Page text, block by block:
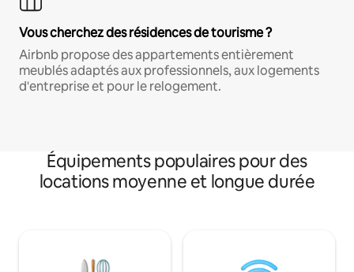
Vous cherchez des résidences de tourisme ?
Airbnb propose des appartements entièrement
meublés adaptés aux professionnels, aux logements
d'entreprise et pour le relogement.
Équipements populaires pour des
locations moyenne et longue durée